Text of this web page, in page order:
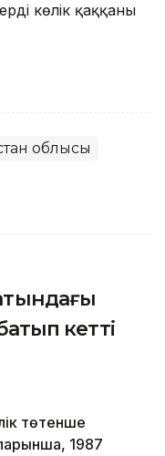
көлік қаққаны
облысы
кетті
төтенше
1987